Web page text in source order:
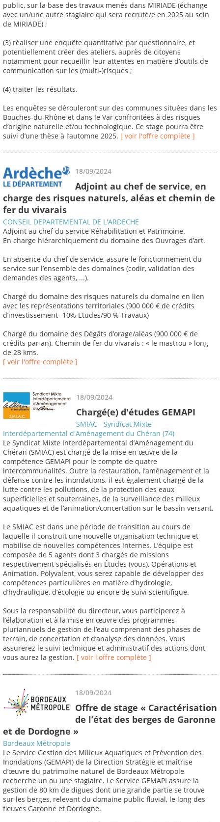
public, sur la base des travaux menés dans MIRIADE (échange
avec un/une autre stagiaire qui sera recruté/e en 2025 au sein
de MIRIADE) ;
(3) réaliser une enquête quantitative par questionnaire, et
potentiellement créer des ateliers, auprès de citoyens
notamment pour recueillir leur attentes en matière d’outils de
communication sur les (multi-)risques ;
(4) traiter les résultats.
Les enquêtes se dérouleront sur des communes situées dans les
Bouches-du-Rhône et dans le Var confrontées à des risques
d’origine naturelle et/ou technologique. Ce stage pourra être
suivi d’une thèse à l’automne 2025. [ voir l'offre complète ]
18/09/2024
Adjoint au chef de service, en
charge des risques naturels, aléas et chemin de
fer du vivarais
CONSEIL DEPARTEMENTAL DE L'ARDECHE
Adjoint au chef du service Réhabilitation et Patrimoine.
En charge hiérarchiquement du domaine des Ouvrages d’art.
En absence du chef de service, assure le fonctionnement du
service sur l’ensemble des domaines (codir, validation des
demandes des agents, ...).
Chargé du domaine des risques naturels du domaine en lien
avec les représentations territoriales (900 000 € de crédits
d’investissement- 10% Etudes/90 % Travaux)
Chargé du domaine des Dégâts d’orage/aléas (900 000 € de
crédits par an). Chemin de fer du vivarais : « le mastrou » long
de 28 kms.
[ voir l'offre complète ]
18/09/2024
Chargé(e) d'études GEMAPI
SMIAC - Syndicat Mixte
Interdépartemental d'Aménagement du Chéran (74)
Le Syndicat Mixte Interdépartemental d’Aménagement du
Chéran (SMIAC) est chargé de la mise en œuvre de la
compétence GEMAPI pour le compte de quatre
intercommunalités. Outre la restauration, l’aménagement et la
défense contre les inondations, il est également chargé de la
lutte contre les pollutions, de la protection des eaux
superficielles et souterraines, de la surveillance des milieux
aquatiques et de l’animation/concertation sur le bassin versant.
Le SMIAC est dans une période de transition au cours de
laquelle il construit une nouvelle organisation technique et
mobilise de nouvelles compétences internes. L’équipe est
composée de 5 agents dont 3 chargés de missions
respectivement spécialisés en Études (vous), Opérations et
Animation. Polyvalent, vous serez capable de développer des
compétences particulières en matière d’hydrologie,
d’hydraulique, d’écologie ou encore de suivi scientifique.
Sous la responsabilité du directeur, vous participerez à
l’élaboration et à la mise en œuvre des programmes
pluriannuels de gestion de l’eau comprenant des phases de
terrain, de concertation et d’analyse des données. Vous
assurerez le suivi technique et administratif des actions dont
vous aurez la gestion. [ voir l'offre complète ]
18/09/2024
Offre de stage « Caractérisation
de l’état des berges de Garonne
et de Dordogne »
Bordeaux Métropole
Le Service Gestion des Milieux Aquatiques et Prévention des
Inondations (GEMAPI) de la Direction Stratégie et maîtrise
d’œuvre du patrimoine naturel de Bordeaux Métropole
recherche un ou une stagiaire. Le Service GEMAPI assure la
gestion de 80 km de digues dont une grande partie se trouve
sur les berges, relevant du domaine public fluvial, le long des
fleuves Garonne et Dordogne.